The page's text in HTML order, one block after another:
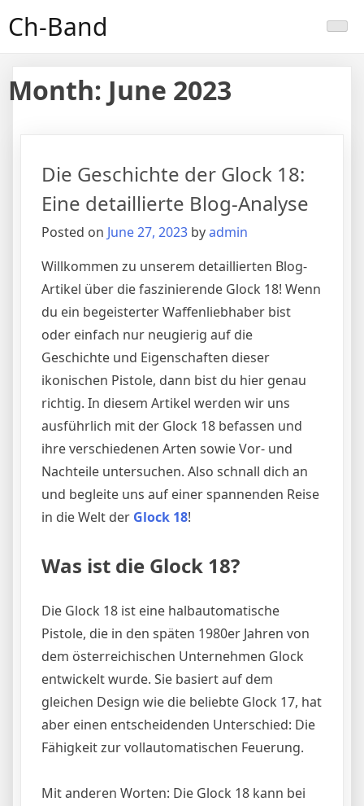
toCh-Band
Month: June 2023
Die Geschichte der Glock 18:
Eine detaillierte Blog-Analyse
Posted on June 27, 2023 byadmin
Willkommen zu unserem detaillierten Blog-
Artikel über die faszinierende Glock 18! Wenn
du ein begeisterter Waffenliebhaber bist
oder einfach nur neugierig auf die
Geschichte und Eigenschaften dieser
ikonischen Pistole, dann bist du hier genau
richtig. In diesem Artikel werden wir uns
ausführlich mit der Glock 18 befassen und
ihre verschiedenen Arten sowie Vor- und
Nachteile untersuchen. Also schnall dich an
und begleite uns auf einer spannenden Reise
in die Welt der Glock 18!
Was ist die Glock 18?
Die Glock 18 ist eine halbautomatische
Pistole, die in den späten 1980er Jahren von
dem österreichischen Unternehmen Glock
entwickelt wurde. Sie basiert auf dem
gleichen Design wie die beliebte Glock 17, hat
aber einen entscheidenden Unterschied: Die
Fähigkeit zur vollautomatischen Feuerung.
Mit anderen Worten: Die Glock 18 kann bei